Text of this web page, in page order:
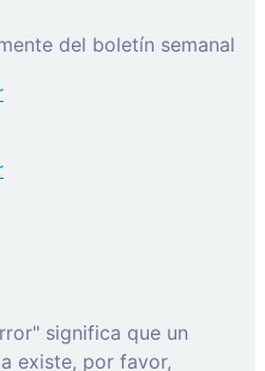
del boletín semanal
significa que un
existe, por favor,